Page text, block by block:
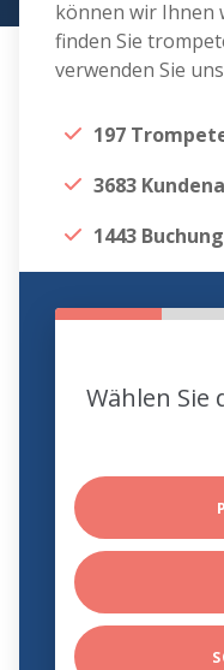
können wir Ihnen
finden Sie
verwenden Sie
197
3683
1443
Wählen Sie